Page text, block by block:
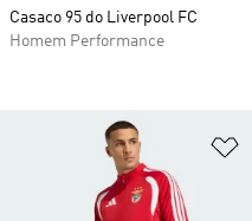
Casaco 95 do Liverpool FC
Homem Performance